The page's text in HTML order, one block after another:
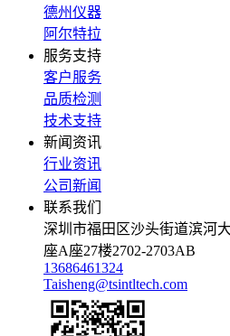
德州仪器
阿尔特拉
服务支持
客户服务
品质检测
技术支持
新闻资讯
行业资讯
公司新闻
联系我们
深圳市福田区沙头街道滨河
座A座27楼2702-2703AB
13686461324
Taisheng@tsintltech.com